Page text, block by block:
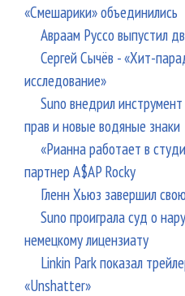
«Смешарики» объединились
Авраам Руссо выпустил
Сергей Сычёв - «Хит-
исследование»
Suno внедрил
прав и новые водяные знаки
«Рианна работает в
партнер A$AP Rocky
Гленн Хьюз завершил
Suno проиграла суд о
немецкому лицензиату
Linkin Park показал
«Unshatter»